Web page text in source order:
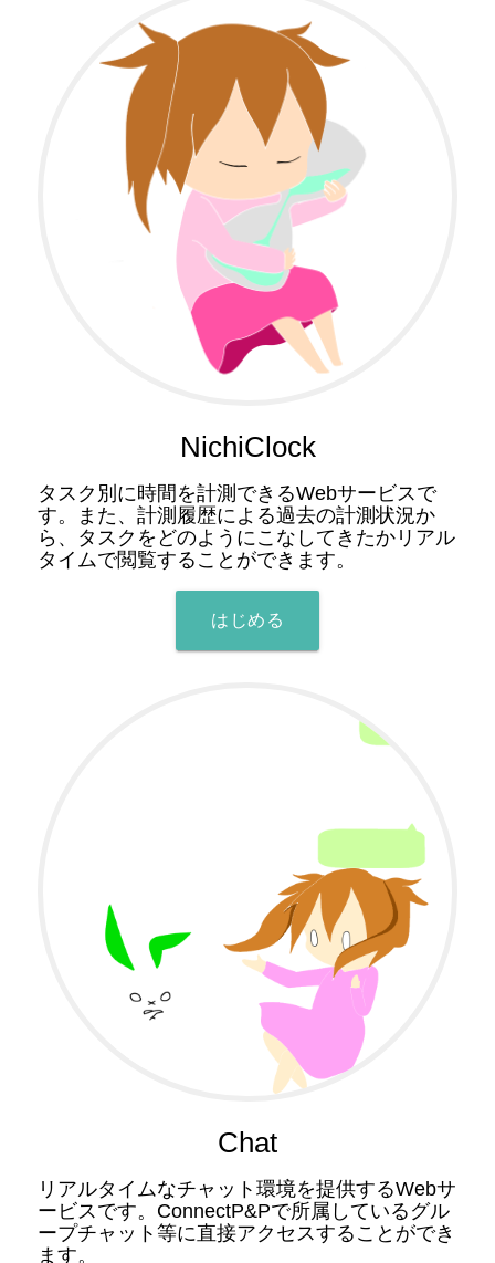
NichiClock
タスク別に時間を計測できるWebサービスで
す。また、計測履歴による過去の計測状況か
ら、タスクをどのようにこなしてきたかリアル
タイムで閲覧することができます。
はじめる
Chat
リアルタイムなチャット環境を提供するWebサ
ービスです。ConnectP&Pで所属しているグル
ープチャット等に直接アクセスすることができ
ます。